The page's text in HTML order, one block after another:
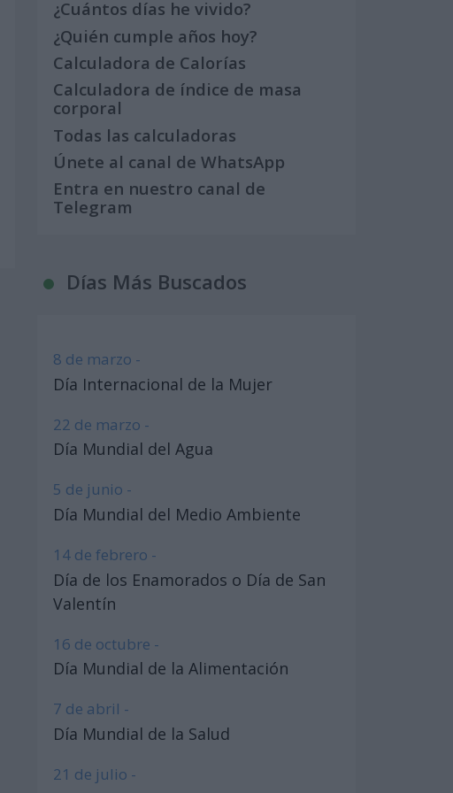
¿Cuántos días he vivido?
¿Quién cumple años hoy?
Calculadora de Calorías
Calculadora de índice de masa
corporal
Todas las calculadoras
Únete al canal de WhatsApp
Entra en nuestro canal de
Telegram
Días Más Buscados
8 de marzo -
Día Internacional de la Mujer
22 de marzo -
Día Mundial del Agua
5 de junio -
Día Mundial del Medio Ambiente
14 de febrero -
Día de los Enamorados o Día de San
Valentín
16 de octubre -
Día Mundial de la Alimentación
7 de abril -
Día Mundial de la Salud
21 de julio -